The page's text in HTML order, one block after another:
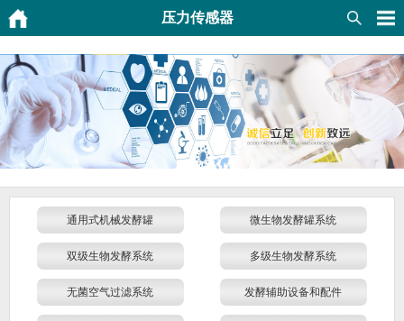
压力传感器
通用式机械发酵罐 微生物发酵罐系统
双级生物发酵系统 多级生物发酵系统
无菌空气过滤系统 发酵辅助设备和配件